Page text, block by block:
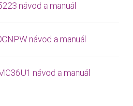
návod a manuál
návod a manuál
návod a manuál